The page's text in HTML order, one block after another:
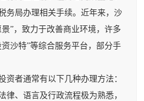
务局办理相关手续。近年来，沙
”，致力于改善商业环境，许多
沙特”等综合服务平台，部分手
者通常有以下几种办理方法：
、语言及行政流程极为熟悉，